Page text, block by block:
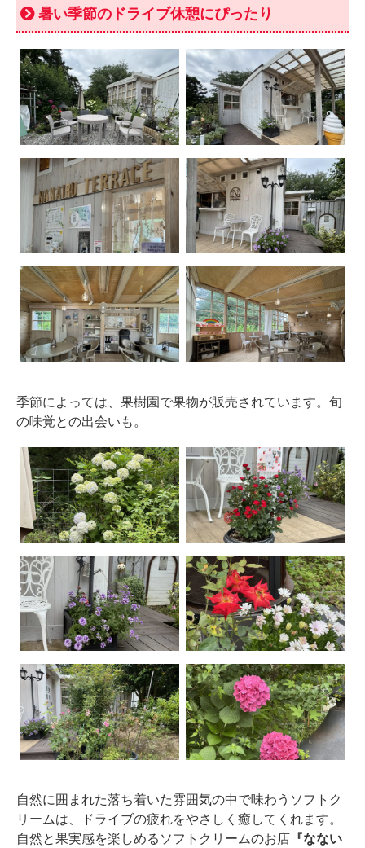
暑い季節のドライブ休憩にぴったり
季節によっては、果樹園で果物が販売されています。旬
の味覚との出会いも。
自然に囲まれた落ち着いた雰囲気の中で味わうソフトク
リームは、ドライブの疲れをやさしく癒してくれます。
自然と果実感を楽しめるソフトクリームのお店 『なない